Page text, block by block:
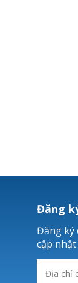
Đăng
Đăng ký
cập